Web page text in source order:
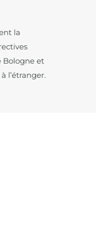
la
Bologne et
l’étranger.